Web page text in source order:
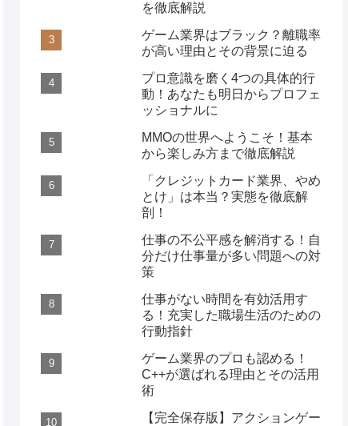
を徹底解説
ゲーム業界はブラック？離職率
が高い理由とその背景に迫る
プロ意識を磨く4つの具体的行
動！あなたも明日からプロフェ
ッショナルに
MMOの世界へようこそ！基本
から楽しみ方まで徹底解説
「クレジットカード業界、やめ
とけ」は本当？実態を徹底解
剖！
仕事の不公平感を解消する！自
分だけ仕事量が多い問題への対
策
仕事がない時間を有効活用す
る！充実した職場生活のための
行動指針
ゲーム業界のプロも認める！
C++が選ばれる理由とその活用
術
【完全保存版】アクションゲー